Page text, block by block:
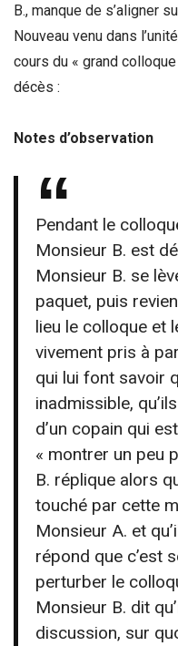
B., manque de s’aligner
Nouveau venu dans
cours du « grand
décès :
Notes d’observation
Pendant le
Monsieur B. est
Monsieur B. se
paquet, puis
lieu le colloque et
vivement pris à
qui lui font savoir
inadmissible,
d’un copain qui
« montrer un peu
B. réplique alors
touché par cette
Monsieur A. et
répond que c’est
perturber le
Monsieur B. dit
discussion, sur